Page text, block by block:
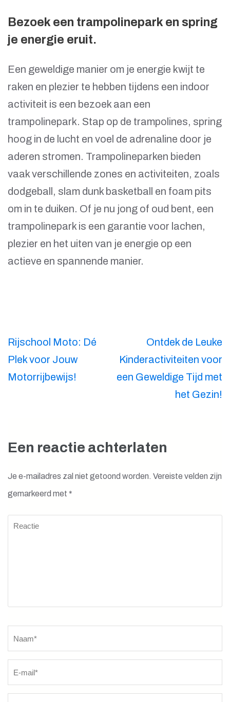
Bezoek een trampolinepark en spring
je energie eruit.
Een geweldige manier om je energie kwijt te
raken en plezier te hebben tijdens een indoor
activiteit is een bezoek aan een
trampolinepark. Stap op de trampolines, spring
hoog in de lucht en voel de adrenaline door je
aderen stromen. Trampolineparken bieden
vaak verschillende zones en activiteiten, zoals
dodgeball, slam dunk basketball en foam pits
om in te duiken. Of je nu jong of oud bent, een
trampolinepark is een garantie voor lachen,
plezier en het uiten van je energie op een
actieve en spannende manier.
Berichtnavigatie
Rijschool Moto: Dé
Plek voor Jouw
Motorrijbewijs!
Ontdek de Leuke
Kinderactiviteiten voor
een Geweldige Tijd met
het Gezin!
Een reactie achterlaten
Je e-mailadres zal niet getoond worden. Vereiste velden zijn
gemarkeerd met *
Reactie